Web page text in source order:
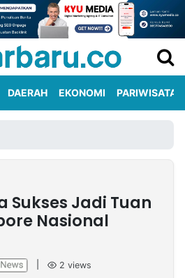
DAERAH EKONOMI PARIWISATA
Sukses Jadi Tuan
Nasional
2 views